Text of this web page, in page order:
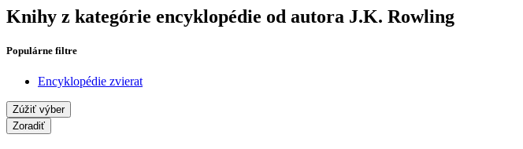
Knihy z kategórie encyklopédie od autora J.K. Rowling
Populárne filtre
Encyklopédie zvierat
Zúžiť výber
Zoradiť